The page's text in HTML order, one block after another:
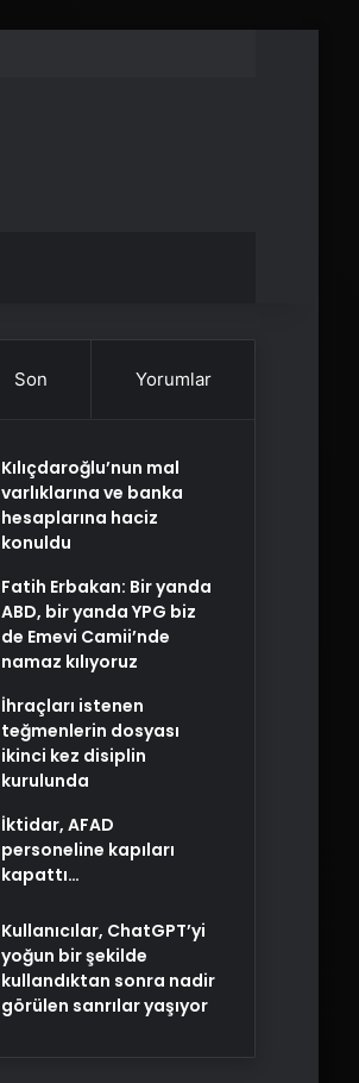
Son Yorumlar
Kılıçdaroğlu’nun mal
varlıklarına ve banka
hesaplarına haciz
konuldu
Fatih Erbakan: Bir yanda
ABD, bir yanda YPG biz
de Emevi Camii’nde
namaz kılıyoruz
İhraçları istenen
teğmenlerin dosyası
ikinci kez disiplin
kurulunda
İktidar, AFAD
personeline kapıları
kapattı…
Kullanıcılar, ChatGPT’yi
yoğun bir şekilde
kullandıktan sonra nadir
görülen sanrılar yaşıyor